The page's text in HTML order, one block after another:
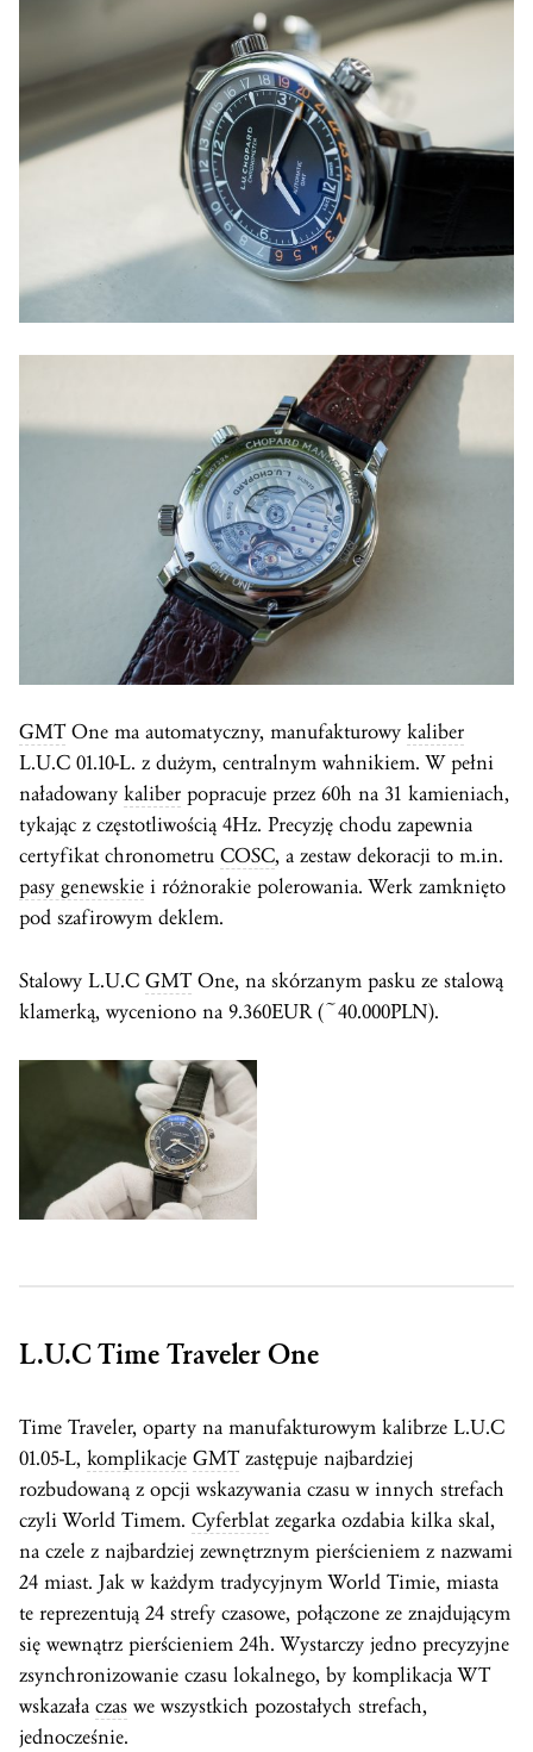
GMTOne ma automatyczny, manufakturowy kaliber
L.U.C 01.10-L. z dużym, centralnym wahnikiem. W pełni
naładowany kaliber popracuje przez 60h na 31 kamieniach,
tykając z częstotliwością 4Hz. Precyzję chodu zapewnia
certyfikat chronometru COSC, a zestaw dekoracji to m.in.
pasy genewskie i różnorakie polerowania. Werk zamknięto
pod szafirowym deklem.
Stalowy L.U.C GMTOne, na skórzanym pasku ze stalową
klamerką, wyceniono na 9.360EUR (~40.000PLN).
L.U.C Time Traveler One
Time Traveler, oparty na manufakturowym kalibrze L.U.C
01.05-L, komplikacje GMTzastępuje najbardziej
rozbudowaną z opcji wskazywania czasu w innych strefach
czyli World Timem. Cyferblatzegarka ozdabia kilka skal,
na czele z najbardziej zewnętrznym pierścieniem z nazwami
24 miast. Jak w każdym tradycyjnym World Timie, miasta
te reprezentują 24 strefy czasowe, połączone ze znajdującym
się wewnątrz pierścieniem 24h. Wystarczy jedno precyzyjne
zsynchronizowanie czasu lokalnego, by komplikacja WT
wskazała czas we wszystkich pozostałych strefach,
jednocześnie.